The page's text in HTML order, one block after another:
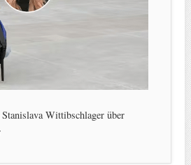
Wittibschlager über